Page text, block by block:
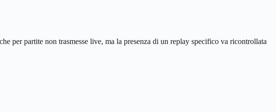
per partite non trasmesse live, ma la presenza di un replay specifico va ricontrollata